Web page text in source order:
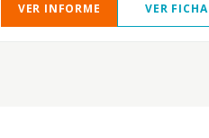
VER INFORME VER FICHA